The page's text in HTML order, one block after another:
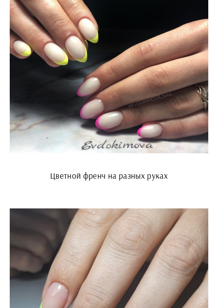
Цветной френч на разных руках